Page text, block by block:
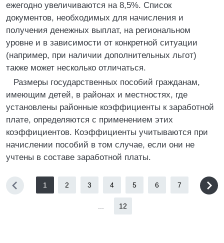
ежегодно увеличиваются на 8,5%. Список
документов, необходимых для начисления и
получения денежных выплат, на региональном
уровне и в зависимости от конкретной ситуации
(например, при наличии дополнительных льгот)
также может несколько отличаться.
Размеры государственных пособий гражданам,
имеющим детей, в районах и местностях, где
установлены районные коэффициенты к заработной
плате, определяются с применением этих
коэффициентов. Коэффициенты учитываются при
начислении пособий в том случае, если они не
учтены в составе заработной платы.
1 2 3 4 5 6 7
12